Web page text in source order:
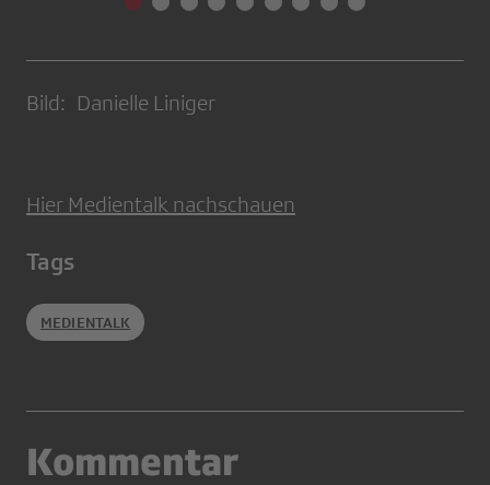
Bild: Danielle Liniger
Hier Medientalk nachschauen
Tags
MEDIENTALK
Kommentar